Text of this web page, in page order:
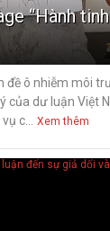
“Hành
đề ô nhiễm môi
của dư luận Việt
c...
Xem thêm